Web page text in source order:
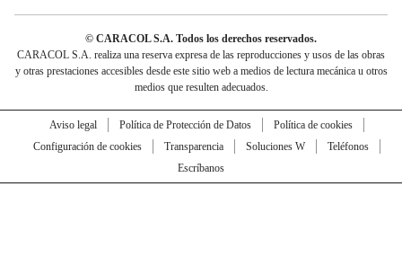
© CARACOL S.A. Todos los derechos reservados.
CARACOL S.A. realiza una reserva expresa de las reproducciones y usos de las obras
y otras prestaciones accesibles desde este sitio web a medios de lectura mecánica u otros
medios que resulten adecuados.
Aviso legal Política de Protección de Datos
Política de cookies
Configuración de cookies
Transparencia Soluciones W
Teléfonos
Escríbanos